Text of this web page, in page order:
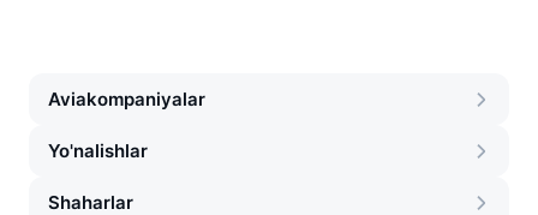
Aviakompaniyalar
Yo'nalishlar
Shaharlar